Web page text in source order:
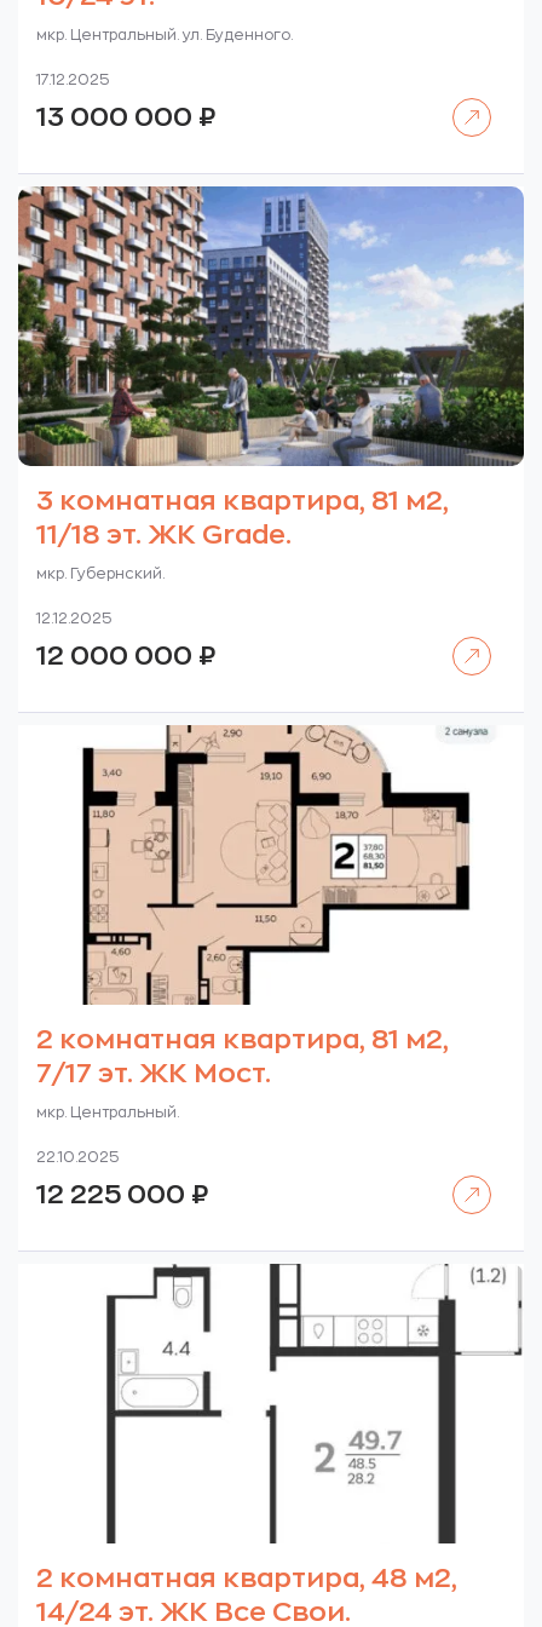
мкр. Центральный. ул. Буденного.
17.12.2025
13 000 000 ₽
3 комнатная квартира, 81 м2,
11/18 эт. ЖК Grade.
мкр. Губернский.
12.12.2025
12 000 000 ₽
2 комнатная квартира, 81 м2,
7/17 эт. ЖК Мост.
мкр. Центральный.
22.10.2025
12 225 000 ₽
2 комнатная квартира, 48 м2,
14/24 эт. ЖК Все Свои.